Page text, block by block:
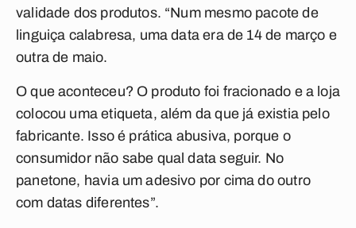
validade dos produtos. “Num mesmo pacote de
linguiça calabresa, uma data era de 14 de março e
outra de maio.
O que aconteceu? O produto foi fracionado e a loja
colocou uma etiqueta, além da que já existia pelo
fabricante. Isso é prática abusiva, porque o
consumidor não sabe qual data seguir. No
panetone, havia um adesivo por cima do outro
com datas diferentes”.